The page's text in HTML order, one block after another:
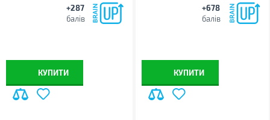
+287
балів
КУПИТИ
+678
балів
КУПИТИ